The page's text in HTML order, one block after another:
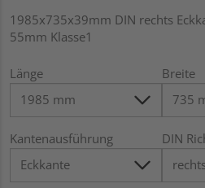
1985x735x39mm DIN rechts
55mm Klasse1
Länge Breite
Kantenausführung DIN